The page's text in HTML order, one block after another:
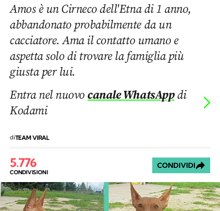
Amos è un Cirneco dell'Etna di 1 anno,
abbandonato probabilmente da un
cacciatore. Ama il contatto umano e
aspetta solo di trovare la famiglia più
giusta per lui.
Entra nel nuovocanale WhatsAppdi
Kodami
diTEAM VIRAL
5.776
CONDIVISIONI
CONDIVIDI